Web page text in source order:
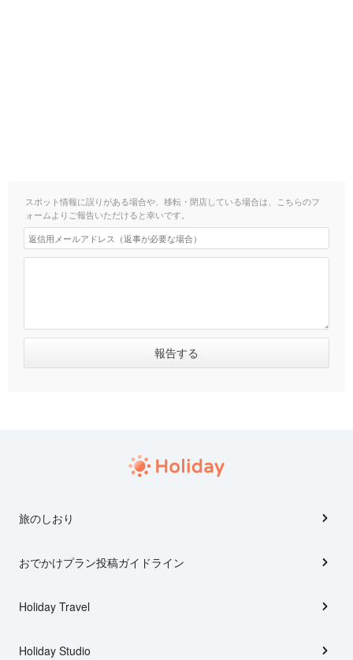
スポット情報に誤りがある場合や、移転・閉店している場合は、こちらのフ
ォームよりご報告いただけると幸いです。
旅のしおり
おでかけプラン投稿ガイドライン
Holiday Travel
Holiday Studio